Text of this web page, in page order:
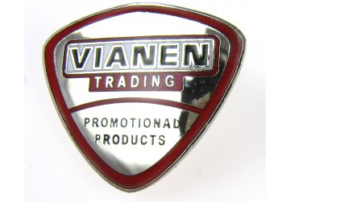
Schlüsselanhänger
Medaillen
Magnete